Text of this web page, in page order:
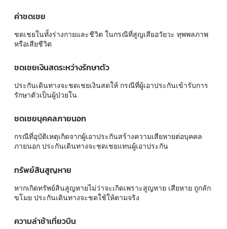
ค่าชดเชย
ชดเชยในทั้งร่างกายและชีวิต ในกรณีที่สูญเสียอวัยวะ ทุพพลภาพ
หรือเสียชีวิต
ชดเชยเงินสดระหว่างรักษาตัว
ประกันเดินทางจะชดเชยเงินสดให้ กรณีที่ผู้เอาประกันเข้ารับการ
รักษาตัวเป็นผู้ป่วยใน
ชดเชยบุคคลภายนอก
กรณีที่อุบัติเหตุเกิดจากผู้เอาประกันสร้างความเสียหายต่อบุคคล
ภายนอก ประกันเดินทางจะชดเชยแทนผู้เอาประกัน
ทรัพย์สินสูญหาย
หากเกิดทรัพย์สินสูญหายไม่ว่าจะเกิดเพราะสูญหาย เสียหาย ถูกลัก
ขโมย ประกันเดินทางจะชดใช้ให้ตามจริง
ความล่าช้าเที่ยวบิน